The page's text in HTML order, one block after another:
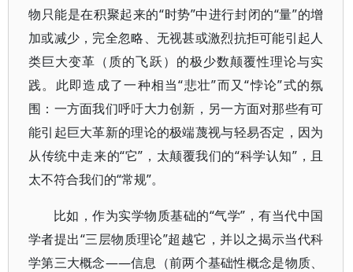
物只能是在积聚起来的“时势”中进行封闭的“量”的增
加或减少，完全忽略、无视甚或激烈抗拒可能引起人
类巨大变革（质的飞跃）的极少数颠覆性理论与实
践。此即造成了一种相当“悲壮”而又“悖论”式的氛
围：一方面我们呼吁大力创新，另一方面对那些有可
能引起巨大革新的理论的极端蔑视与轻易否定，因为
从传统中走来的“它”，太颠覆我们的“科学认知”，且
太不符合我们的“常规”。
比如，作为实学物质基础的“气学”，有当代中国
学者提出“三层物质理论”超越它，并以之揭示当代科
学第三大概念——信息（前两个基础性概念是物质、